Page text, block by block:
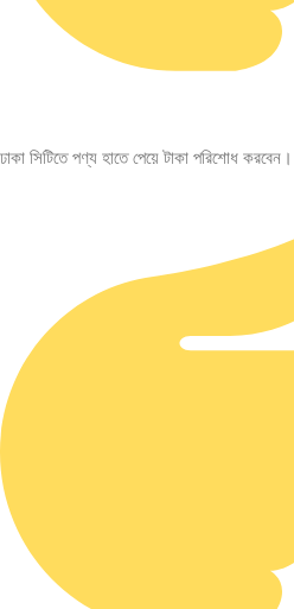
ঢাকা সিটিতে পণ্য হাতে পেয়ে টাকা পরিশোধ করবেন।